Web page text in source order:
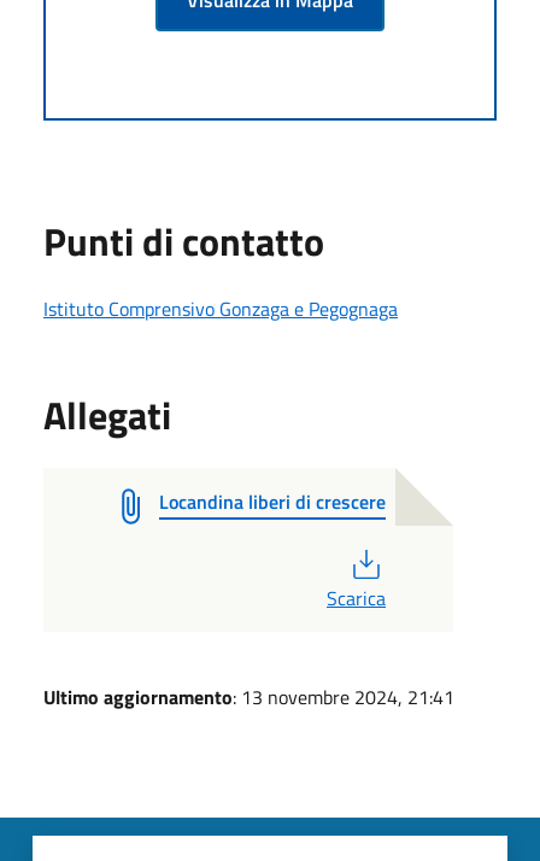
Punti di contatto
Istituto Comprensivo Gonzaga e Pegognaga
Allegati
Locandina liberi di crescere
Scarica
Ultimo aggiornamento: 13 novembre 2024, 21:41